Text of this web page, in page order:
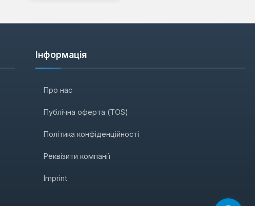
Інформація
Про нас
Публічна оферта (TOS)
Політика конфіденційності
Реквізити компанії
Imprint